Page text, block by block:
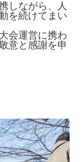
しながら、人
を続けてまい
会運営に携わ
意と感謝を申